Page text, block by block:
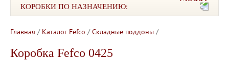
КОРОБКИ ПО НАЗНАЧЕНИЮ:
Главная / Каталог Fefco / Складные поддоны /
Коробка Fefco 0425